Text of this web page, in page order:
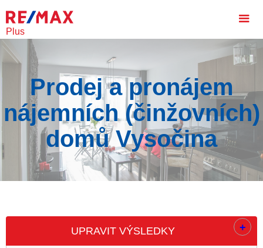
Plus
Prodej a pronájem
nájemních (činžovních)
domů Vysočina
UPRAVIT VÝSLEDKY +